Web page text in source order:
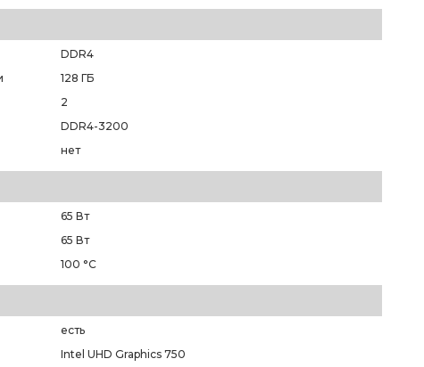
DDR4
128 ГБ
2
DDR4-3200
нет
65 Вт
65 Вт
100 °C
есть
Intel UHD Graphics 750